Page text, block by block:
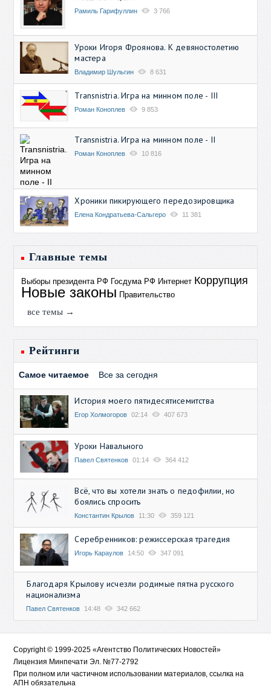
Рамиль Гарифуллин 3 766
Уроки Игоря Фроянова. К девяностолетию
мастера
Владимир Шульгин 8 631
Transnistria. Игра на минном поле - III
Роман Коноплев 9 853
Transnistria. Игра на минном поле - II
Роман Коноплев 10 816
Хроники пикирующего передозировщика
Елена Кондратьева-Сальгеро 11 381
Главные темы
Выборы президента РФ Госдума РФ Интернет Коррупция
Новые законы Правительство
все темы →
Рейтинги
Самое читаемое Все за сегодня
История моего пятидесятисемитства
Егор Холмогоров 02:14 407 673
Уроки Навального
Павел Святенков 01:14 364 412
Всё, что вы хотели знать о педофилии, но
боялись спросить
Константин Крылов 11:30 359 121
Серебренников: режиссерская трагедия
Игорь Караулов 14:50 347 091
Благодаря Крылову исчезли родимые пятна русского
национализма
Павел Святенков 14:48 342 662
Copyright © 1999-2025 «Агентство Политических Новостей»
Лицензия Минпечати Эл. №77-2792
При полном или частичном использовании материалов, ссылка на
АПН обязательна